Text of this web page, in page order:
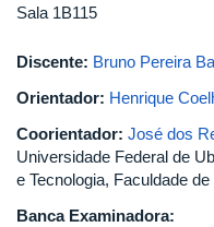
Sala 1B115
Discente: Bruno Pereira
Orientador: Henrique
Coorientador: José dos
Universidade Federal de
e Tecnologia, Faculdade
Banca Examinadora: